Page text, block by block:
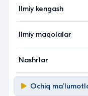
Ilmiy kengash
Ilmiy maqolalar
Nashrlar
Ochiq